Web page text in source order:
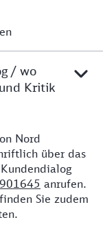
/ wo
Kritik
Nord
über das
anrufen.
Sie zudem